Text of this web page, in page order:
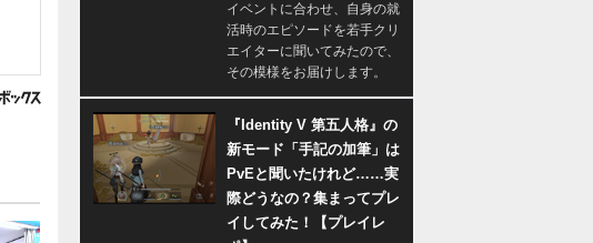
イベントに合わせ、自身の就
活時のエピソードを若手クリ
エイターに聞いてみたので、
その模様をお届けします。
『Identity V 第五人格』の
新モード「手記の加筆」は
PvEと聞いたけれど……実
際どうなの？集まってプレ
イしてみた！【プレイレ